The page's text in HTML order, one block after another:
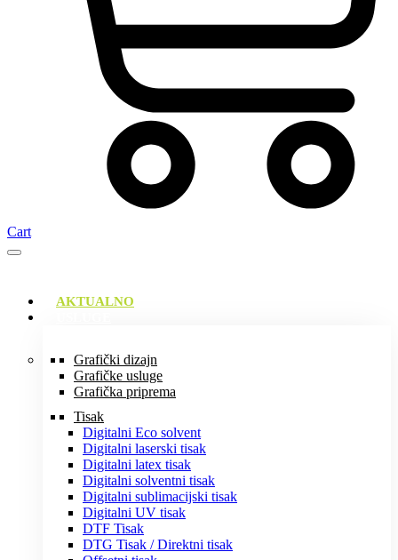
Cart
AKTUALNO
Grafički dizajn
Grafičke usluge
Grafička priprema
Tisak
Digitalni Eco solvent
Digitalni laserski tisak
Digitalni latex tisak
Digitalni solventni tisak
Digitalni sublimacijski tisak
Digitalni UV tisak
DTF Tisak
DTG Tisak / Direktni tisak